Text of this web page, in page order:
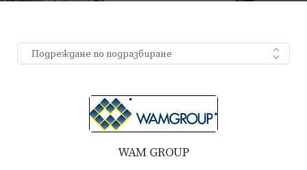
Подреждане по подразбиране
WAM GROUP